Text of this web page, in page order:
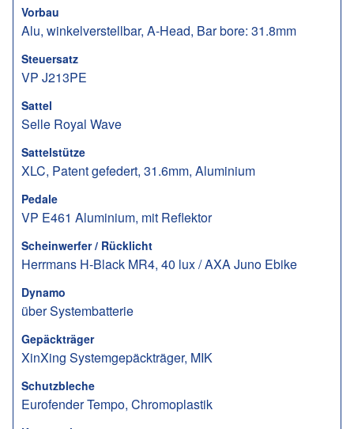
Vorbau
Alu, winkelverstellbar, A-Head, Bar bore: 31.8mm
Steuersatz
VP J213PE
Sattel
Selle Royal Wave
Sattelstütze
XLC, Patent gefedert, 31.6mm, Aluminium
Pedale
VP E461 Aluminium, mit Reflektor
Scheinwerfer / Rücklicht
Herrmans H-Black MR4, 40 lux / AXA Juno Ebike
Dynamo
über Systembatterie
Gepäckträger
XinXing Systemgepäckträger, MIK
Schutzbleche
Eurofender Tempo, Chromoplastik